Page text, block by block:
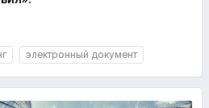
электронный документ